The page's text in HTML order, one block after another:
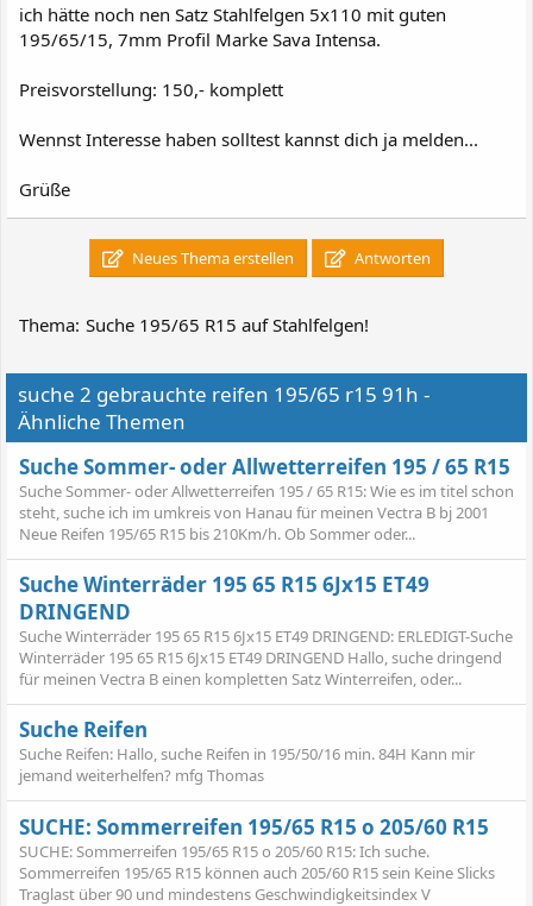
ich hätte noch nen Satz Stahlfelgen 5x110 mit guten
195/65/15, 7mm Profil Marke Sava Intensa.
Preisvorstellung: 150,- komplett
Wennst Interesse haben solltest kannst dich ja melden...
Grüße
Neues Thema erstellen Antworten
Thema: Suche 195/65 R15 auf Stahlfelgen!
suche 2 gebrauchte reifen 195/65 r15 91h -
Ähnliche Themen
Suche Sommer- oder Allwetterreifen 195 / 65 R15
Suche Sommer- oder Allwetterreifen 195 / 65 R15: Wie es im titel schon
steht, suche ich im umkreis von Hanau für meinen Vectra B bj 2001
Neue Reifen 195/65 R15 bis 210Km/h. Ob Sommer oder...
Suche Winterräder 195 65 R15 6Jx15 ET49
DRINGEND
Suche Winterräder 195 65 R15 6Jx15 ET49 DRINGEND: ERLEDIGT-Suche
Winterräder 195 65 R15 6Jx15 ET49 DRINGEND Hallo, suche dringend
für meinen Vectra B einen kompletten Satz Winterreifen, oder...
Suche Reifen
Suche Reifen: Hallo, suche Reifen in 195/50/16 min. 84H Kann mir
jemand weiterhelfen? mfg Thomas
SUCHE: Sommerreifen 195/65 R15 o 205/60 R15
SUCHE: Sommerreifen 195/65 R15 o 205/60 R15: Ich suche.
Sommerreifen 195/65 R15 können auch 205/60 R15 sein Keine Slicks
Traglast über 90 und mindestens Geschwindigkeitsindex V